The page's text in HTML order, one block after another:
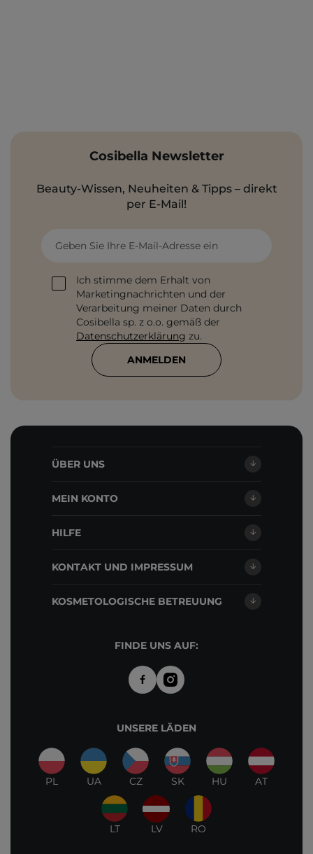
Cosibella Newsletter
Beauty-Wissen, Neuheiten & Tipps – direkt
per E-Mail!
Geben Sie Ihre E-Mail-Adresse ein
Ich stimme dem Erhalt von
Marketingnachrichten und der
Verarbeitung meiner Daten durch
Cosibella sp. z o.o. gemäß der
Datenschutzerklärung zu.
ANMELDEN
ÜBER UNS
MEIN KONTO
HILFE
KONTAKT UND IMPRESSUM
KOSMETOLOGISCHE BETREUUNG
FINDE UNS AUF:
UNSERE LÄDEN
PL UA CZ SK HU AT
LT LV RO